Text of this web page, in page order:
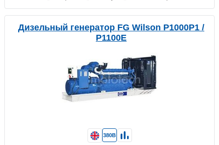
Дизельный генератор FG Wilson P1000P1 /
P1100E
380В